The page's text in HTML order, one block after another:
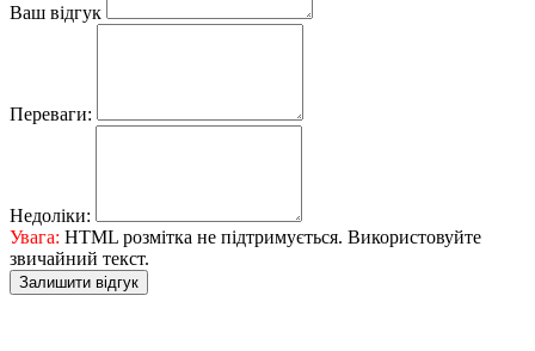
Ваш відгук
Переваги:
Недоліки:
Увага: HTML розмітка не підтримується. Використовуйте
звичайний текст.
Залишити відгук